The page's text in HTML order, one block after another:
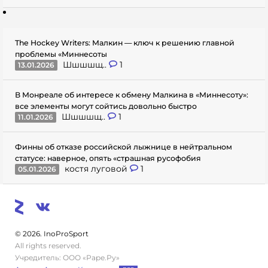
The Hockey Writers: Малкин — ключ к решению главной
проблемы «Миннесоты
13.01.2026
Шшшшщ.. 1
В Монреале об интересе к обмену Малкина в «Миннесоту»:
все элементы могут сойтись довольно быстро
11.01.2026
Шшшшщ.. 1
Финны об отказе российской лыжнице в нейтральном
статусе: наверное, опять «страшная русофобия
05.01.2026
костя луговой 1
© 2026. InoProSport
All rights reserved.
Учредитель: ООО «Раре.Ру»